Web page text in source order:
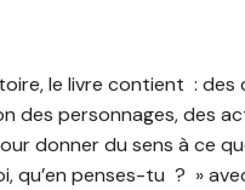
le livre contient : des
des personnages, des
donner du sens à ce
qu’en penses-tu ? »